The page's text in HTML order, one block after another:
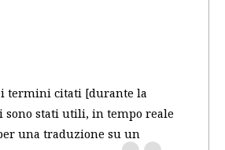
termini citati [durante la
stati utili, in tempo reale
una traduzione su un